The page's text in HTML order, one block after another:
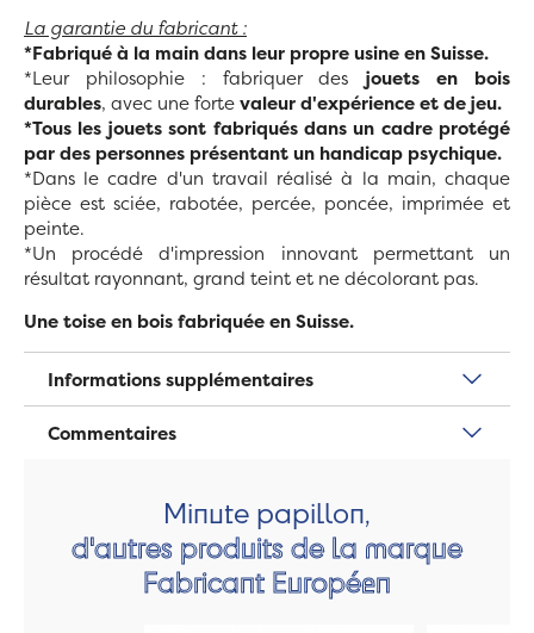
La garantie du fabricant :
*Fabriqué à la main dans leur propre usine en Suisse.
*Leur philosophie : fabriquer des jouets en bois
durables, avec une fortevaleur d'expérience et de jeu.
*Tous les jouets sont fabriqués dans un cadre protégé
par des personnes présentant un handicap psychique.
*Dans le cadre d'un travail réalisé à la main, chaque
pièce est sciée, rabotée, percée, poncée, imprimée et
peinte.
*Un procédé d'impression innovant permettant un
résultat rayonnant, grand teint et ne décolorant pas.
Une toise en bois fabriquée en Suisse.
Informations supplémentaires
Commentaires
Minute papillon,
d'autres produits de la marque
Fabricant Européen